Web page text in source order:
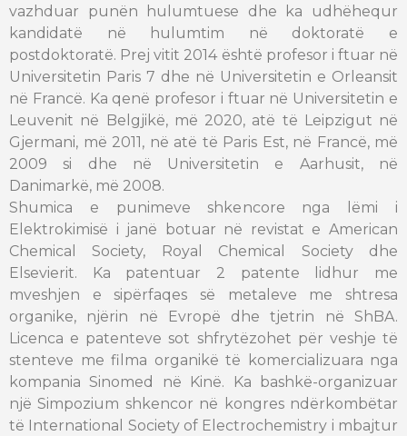
vazhduar punën hulumtuese dhe ka udhëhequr
kandidatë në hulumtim në doktoratë e
postdoktoratë. Prej vitit 2014 është profesor i ftuar në
Universitetin Paris 7 dhe në Universitetin e Orleansit
në Francë. Ka qenë profesor i ftuar në Universitetin e
Leuvenit në Belgjikë, më 2020, atë të Leipzigut në
Gjermani, më 2011, në atë të Paris Est, në Francë, më
2009 si dhe në Universitetin e Aarhusit, në
Danimarkë, më 2008.
Shumica e punimeve shkencore nga lëmi i
Elektrokimisë i janë botuar në revistat e American
Chemical Society, Royal Chemical Society dhe
Elsevierit. Ka patentuar 2 patente lidhur me
mveshjen e sipërfaqes së metaleve me shtresa
organike, njërin në Evropë dhe tjetrin në ShBA.
Licenca e patenteve sot shfrytëzohet për veshje të
stenteve me filma organikë të komercializuara nga
kompania Sinomed në Kinë. Ka bashkë-organizuar
një Simpozium shkencor në kongres ndërkombëtar
të International Society of Electrochemistry i mbajtur